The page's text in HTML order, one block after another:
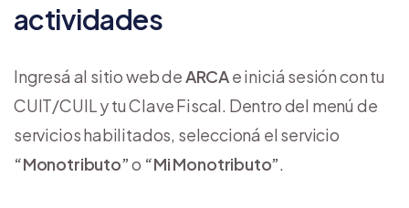
actividades
Ingresá al sitio web deARCAe iniciá sesión con tu
CUIT/CUIL y tu Clave Fiscal. Dentro del menú de
servicios habilitados, seleccioná el servicio
“Monotributo”o “Mi Monotributo”.